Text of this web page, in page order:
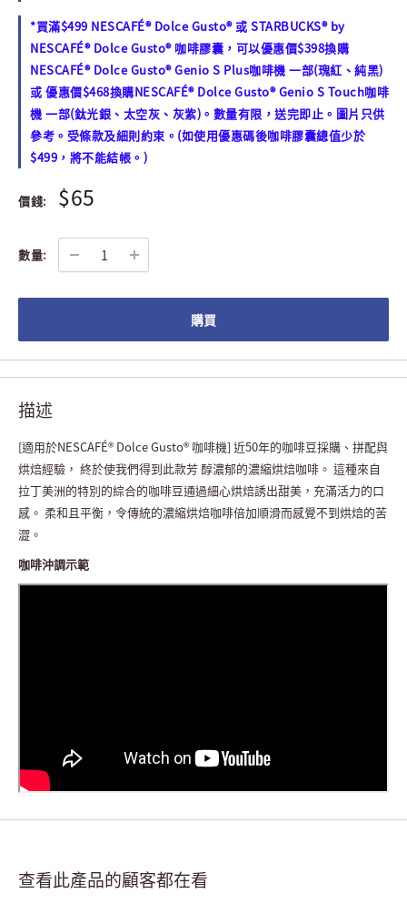
*買滿$499 NESCAFÉ® Dolce Gusto® 或 STARBUCKS® by
NESCAFÉ® Dolce Gusto® 咖啡膠囊，可以優惠價$398換購
NESCAFÉ® Dolce Gusto® Genio S Plus咖啡機 一部(瑰紅、純黑)
或 優惠價$468換購NESCAFÉ® Dolce Gusto® Genio S Touch咖啡
機 一部(鈦光銀、太空灰、灰紫)。數量有限，送完即止。圖片只供
參考。受條款及細則約束。(如使用優惠碼後咖啡膠囊總值少於
$499，將不能結帳。)
價錢: $65
數量:
購買
描述
[適用於NESCAFÉ® Dolce Gusto® 咖啡機] 近50年的咖啡豆採購、拼配與
烘焙經驗， 終於使我們得到此款芳 醇濃郁的濃縮烘焙咖啡。 這種來自
拉丁美洲的特別的綜合的咖啡豆通過細心烘焙誘出甜美，充滿活力的口
感。 柔和且平衡，令傳統的濃縮烘焙咖啡倍加順滑而感覺不到烘焙的苦
澀。
咖啡沖調示範
查看此產品的顧客都在看